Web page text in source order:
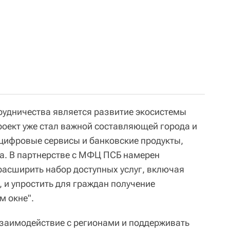
является развитие экосистемы
уже стал важной составляющей города и
сервисы и банковские продукты,
В партнерстве с МФЦ ПСБ намерен
набор доступных услуг, включая
упростить для граждан получение
окне".
с регионами и поддерживать